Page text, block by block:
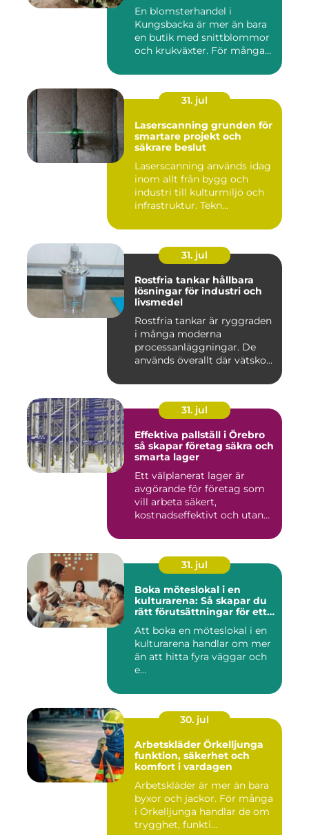
En blomsterhandel i
Kungsbacka är mer än bara
en butik med snittblommor
och krukväxter. För många
31. jul
Laserscanning grunden för
smartare projekt och
säkrare beslut
Laserscanning används idag
inom allt från bygg och
industri till kulturmiljö och
infrastruktur. Tekn...
31. jul
Rostfria tankar hållbara
lösningar för industri och
livsmedel
Rostfria tankar är ryggraden
i många moderna
processanläggningar. De
används överallt där vätskor,
31. jul
Effektiva pallställ i Örebro
så skapar företag säkra och
smarta lager
Ett välplanerat lager är
avgörande för företag som
vill arbeta säkert,
kostnadseffektivt och utan
31. jul
Boka möteslokal i en
kulturarena: Så skapar du
rätt förutsättningar för ett
Att boka en möteslokal i en
kulturarena handlar om mer
än att hitta fyra väggar och
e...
30. jul
Arbetskläder Örkelljunga
funktion, säkerhet och
komfort i vardagen
Arbetskläder är mer än bara
byxor och jackor. För många
i Örkelljunga handlar de om
trygghet, funkti...